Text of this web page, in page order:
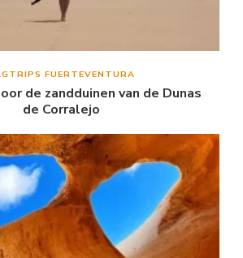
FUERTEVENTURA
de zandduinen van de Dunas
de Corralejo